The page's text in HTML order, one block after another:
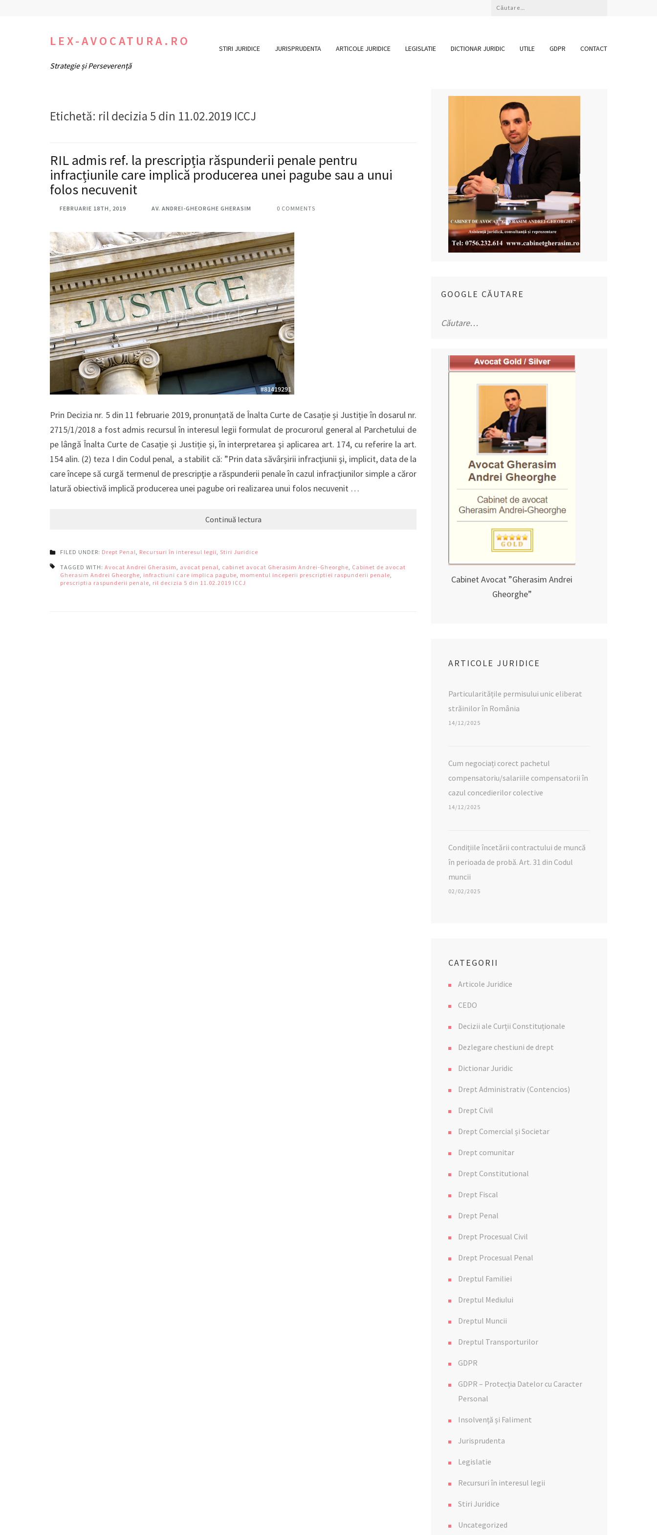
Caută
LEX-AVOCATURA.RO
Strategie și Perseverență
STIRI JURIDICE JURISPRUDENTA ARTICOLE JURIDICE LEGISLATIE DICTIONAR JURIDIC UTILE GDPR CONTACT
Etichetă: ril decizia 5 din 11.02.2019 ICCJ
RIL admis ref. la prescripția răspunderii penale pentru
infracțiunile care implică producerea unei pagube sau a unui
folos necuvenit
FEBRUARIE 18TH, 2019 AV. ANDREI-GHEORGHE GHERASIM 0 COMMENTS
Prin Decizia nr. 5 din 11 februarie 2019, pronunțată de Înalta Curte de Casație și Justiție în dosarul nr.
2715/1/2018 a fost admis recursul în interesul legii formulat de procurorul general al Parchetului de
pe lângă Înalta Curte de Casație și Justiție și, în interpretarea şi aplicarea art. 174, cu referire la art.
154 alin. (2) teza I din Codul penal, a stabilit că: ”Prin data săvârșirii infracţiunii şi, implicit, data de la
care începe să curgă termenul de prescripţie a răspunderii penale în cazul infracţiunilor simple a căror
latură obiectivă implică producerea unei pagube ori realizarea unui folos necuvenit …
Continuă lectura
FILED UNDER: Drept Penal, Recursuri în interesul legii, Stiri Juridice
TAGGED WITH: Avocat Andrei Gherasim, avocat penal, cabinet avocat Gherasim Andrei-Gheorghe, Cabinet de avocat
Gherasim Andrei Gheorghe, infractiuni care implica pagube, momentul inceperii prescriptiei raspunderii penale,
prescriptia raspunderii penale, ril decizia 5 din 11.02.2019 ICCJ
GOOGLE CĂUTARE
după:
Cabinet Avocat ”Gherasim Andrei
Gheorghe”
ARTICOLE JURIDICE
Particularitățile permisului unic eliberat
străinilor în România
14/12/2025
Cum negociați corect pachetul
compensatoriu/salariile compensatorii în
cazul concedierilor colective
14/12/2025
Condițiile încetării contractului de muncă
în perioada de probă. Art. 31 din Codul
muncii
02/02/2025
CATEGORII
Articole Juridice
CEDO
Decizii ale Curții Constituționale
Dezlegare chestiuni de drept
Dictionar Juridic
Drept Administrativ (Contencios)
Drept Civil
Drept Comercial și Societar
Drept comunitar
Drept Constitutional
Drept Fiscal
Drept Penal
Drept Procesual Civil
Drept Procesual Penal
Dreptul Familiei
Dreptul Mediului
Dreptul Muncii
Dreptul Transporturilor
GDPR
GDPR – Protecția Datelor cu Caracter
Personal
Insolvență și Faliment
Jurisprudenta
Legislatie
Recursuri în interesul legii
Stiri Juridice
Uncategorized